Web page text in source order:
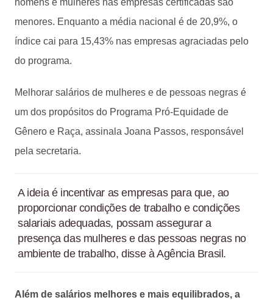
menores. Enquanto a média nacional é de 20,9%, o
índice cai para 15,43% nas empresas agraciadas pelo
do programa.
Melhorar salários de mulheres e de pessoas negras é
um dos propósitos do Programa Pró-Equidade de
Gênero e Raça, assinala Joana Passos, responsável
pela secretaria.
A ideia é incentivar as empresas para que, ao
proporcionar condições de trabalho e condições
salariais adequadas, possam assegurar a
presença das mulheres e das pessoas negras no
ambiente de trabalho, disse à Agência Brasil.
Além de salários melhores e mais equilibrados, a